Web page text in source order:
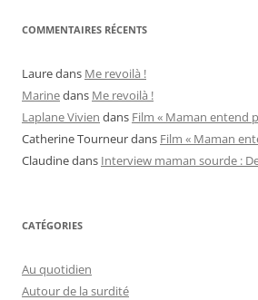
COMMENTAIRES RÉCENTS
Lauredans Me revoilà !
Marinedans Me revoilà !
Laplane Vivien dans Film « Maman entend
Catherine Tourneurdans Film « Maman
Claudinedans Interview maman sourde :
CATÉGORIES
Au quotidien
Autour de la surdité